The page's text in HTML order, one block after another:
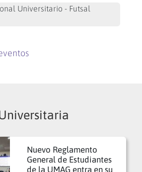
Universitario - Futsal
Nuevo Reglamento
General de Estudiantes
de la UMAG entra en su